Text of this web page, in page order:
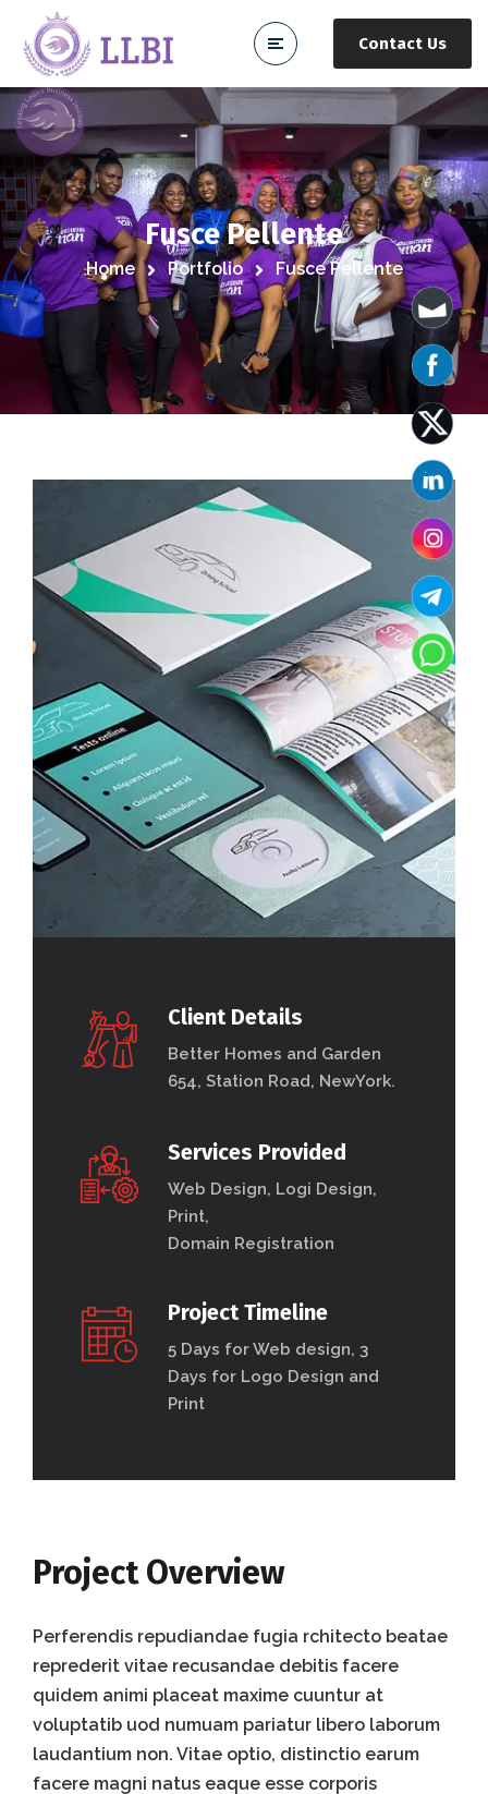
Contact Us
Fusce Pellente
Home Portfolio Fusce Pellente
Client Details
Better Homes and Garden
654, Station Road, NewYork.
Services Provided
Web Design, Logi Design,
Print,
Domain Registration
Project Timeline
5 Days for Web design, 3
Days for Logo Design and
Print
Project Overview
Perferendis repudiandae fugia rchitecto beatae
reprederit vitae recusandae debitis facere
quidem animi placeat maxime cuuntur at
voluptatib uod numuam pariatur libero laborum
laudantium non. Vitae optio, distinctio earum
facere magni natus eaque esse corporis